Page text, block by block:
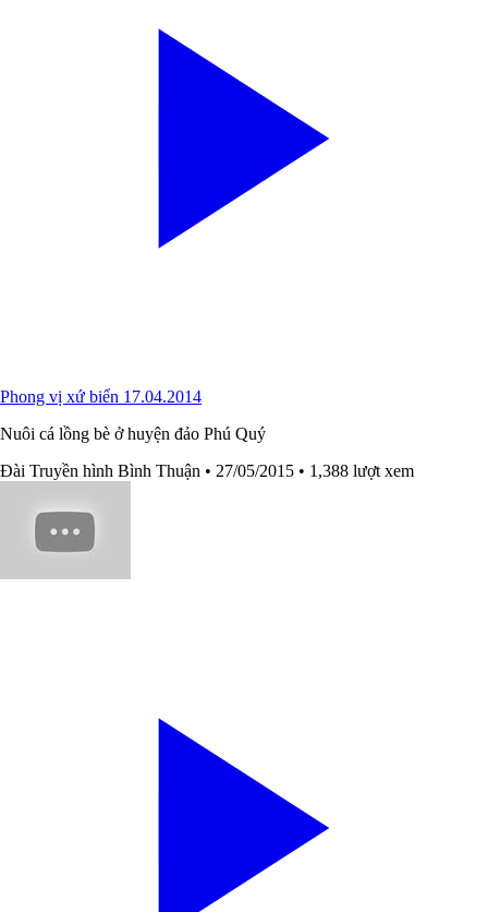
Phong vị xứ biển 17.04.2014
Nuôi cá lồng bè ở huyện đảo Phú Quý
Đài Truyền hình Bình Thuận • 27/05/2015 • 1,388 lượt xem